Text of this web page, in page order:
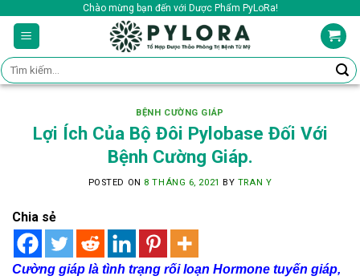
content
Chào mừng bạn đến với Dược Phẩm PyLoRa!
Tìm
kiếm:
BỆNH CƯỜNG GIÁP
Lợi Ích Của Bộ Đôi Pylobase Đối Với
Bệnh Cường Giáp.
POSTED ON 8 THÁNG 6, 2021 BY TRAN Y
Chia sẻ
Cường giáp là tình trạng rối loạn Hormone tuyến giáp,